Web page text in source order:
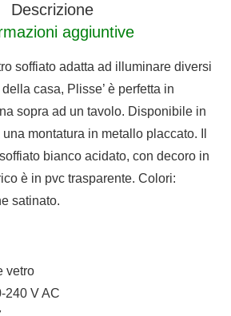
Descrizione
aggiuntive
soffiato adatta ad illuminare diversi
casa, Plisse’ è perfetta in
sopra ad un tavolo. Disponibile in
montatura in metallo placcato. Il
bianco acidato, con decoro in
è in pvc trasparente. Colori:
satinato.
vetro
240 V AC